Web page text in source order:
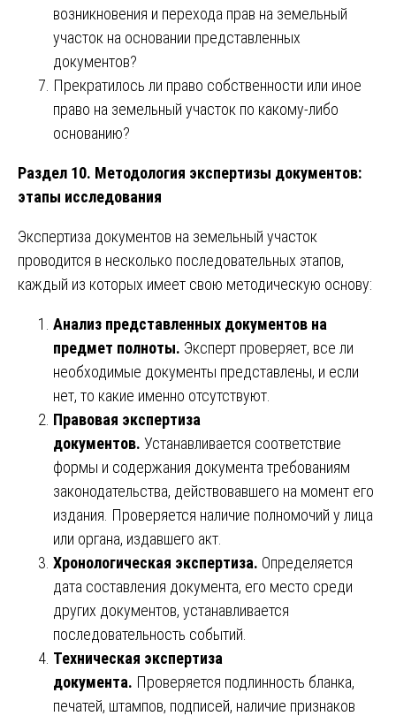
возникновения и перехода прав на земельный
участок на основании представленных
документов?
Прекратилось ли право собственности или иное
право на земельный участок по какому-либо
основанию?
Раздел 10. Методология экспертизы документов:
этапы исследования
Экспертиза документов на земельный участок
проводится в несколько последовательных этапов,
каждый из которых имеет свою методическую основу:
Анализ представленных документов на
предмет полноты. Эксперт проверяет, все ли
необходимые документы представлены, и если
нет, то какие именно отсутствуют.
Правовая экспертиза
документов. Устанавливается соответствие
формы и содержания документа требованиям
законодательства, действовавшего на момент его
издания. Проверяется наличие полномочий у лица
или органа, издавшего акт.
Хронологическая экспертиза. Определяется
дата составления документа, его место среди
других документов, устанавливается
последовательность событий.
Техническая экспертиза
документа. Проверяется подлинность бланка,
печатей, штампов, подписей, наличие признаков